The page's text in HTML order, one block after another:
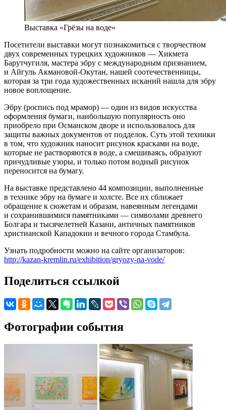
Выставка «Грёзы на воде»
Посетители выставки могут познакомиться с творчеством
двух современных турецких художников — Хикмета
Барутчугиля, мастера эбру с международным признанием,
и Айгуль Акмановой-Окутан, нашей соотечественницы,
которая за три года художественных исканий нашла для эбру
новое воплощение.
Эбру (роспись под мрамор) — один из видов искусства
оформления бумаги, наибольшую популярность оно
приобрело при Османском дворе и использовалось для
защиты важных документов от подделок. Суть этой техники
в том, что художник наносит рисунок красками на воде,
которые не растворяются в воде, а смешиваясь, образуют
причудливые узоры, и только потом водный рисунок
переносится на бумагу.
На выставке представлено 44 композиции, выполненные
в технике эбру на бумаге и холсте. Все их сближает
обращение к сюжетам и образам, навеянным легендами
и сохранившимися памятниками — символами древнего
Болгара и тысячелетней Казани, античных памятников
христианской Кападокии и вечного города Стамбула.
Узнать подробности можно на сайте организаторов:
http://kazan-kremlin.ru/exhibition/gryozy-na-vode/
Поделиться ссылкой
Фотографии события